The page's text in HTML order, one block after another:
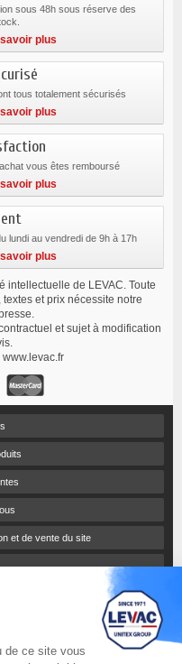
sous 48h sous réserve des
plus
tous totalement sécurisés
plus
vous êtes remboursé
plus
lundi au vendredi de 9h à 17h
plus
intellectuelle de LEVAC. Toute
et prix nécessite notre
et sujet à modification
et de vente du site
de ce site vous